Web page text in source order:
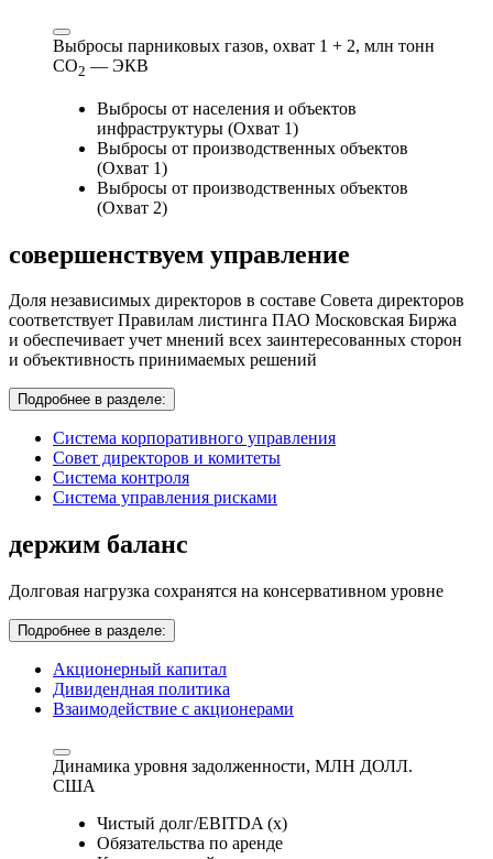
Выбросы парниковых газов, охват 1 + 2, млн тонн
СО2 — ЭКВ
Выбросы от населения и объектов
инфраструктуры (Охват 1)
Выбросы от производственных объектов
(Охват 1)
Выбросы от производственных объектов
(Охват 2)
совершенствуем управление
Доля независимых директоров в составе Совета директоров
соответствует Правилам листинга ПАО Московская Биржа
и обеспечивает учет мнений всех заинтересованных сторон
и объективность принимаемых решений
Подробнее в разделе:
Система корпоративного управления
Совет директоров и комитеты
Система контроля
Система управления рисками
держим баланс
Долговая нагрузка сохранятся на консервативном уровне
Подробнее в разделе:
Акционерный капитал
Дивидендная политика
Взаимодействие с акционерами
Динамика уровня задолженности, МЛН ДОЛЛ.
США
Чистый долг/EBITDA (x)
Обязательства по аренде